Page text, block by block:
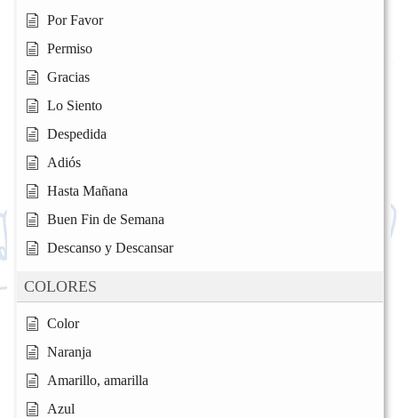
Por Favor
Permiso
Gracias
Lo Siento
Despedida
Adiós
Hasta Mañana
Buen Fin de Semana
Descanso y Descansar
COLORES
Color
Naranja
Amarillo, amarilla
Azul